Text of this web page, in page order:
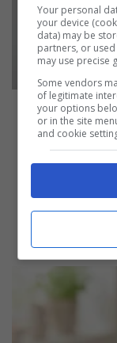
NOTIZIE
segreto
nuovi
Your personal
your device
data) may be
partners, or
may use precise
Some vendors
of legitimate
your options
or in the site
and cookie